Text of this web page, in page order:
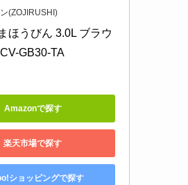
(ZOJIRUSHI)
ほうびん 3.0L ブラウ
GB30-TA
Amazonで探す
楽天市場で探す
ショッピングで探す